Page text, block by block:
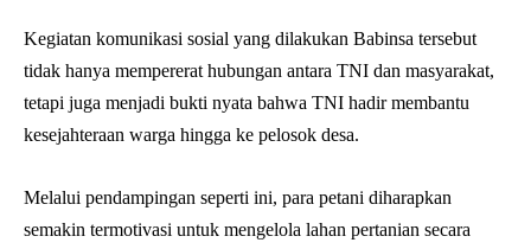
Kegiatan komunikasi sosial yang dilakukan Babinsa tersebut
tidak hanya mempererat hubungan antara TNI dan masyarakat,
tetapi juga menjadi bukti nyata bahwa TNI hadir membantu
kesejahteraan warga hingga ke pelosok desa.
Melalui pendampingan seperti ini, para petani diharapkan
semakin termotivasi untuk mengelola lahan pertanian secara